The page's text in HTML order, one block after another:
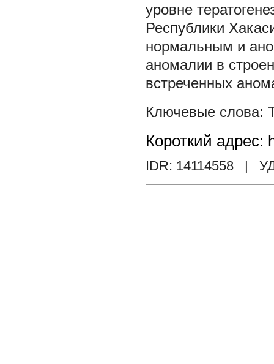
уровне
Республики
нормальным и
аномалии в
встреченных
Короткий адрес:
IDR: 14114558 |